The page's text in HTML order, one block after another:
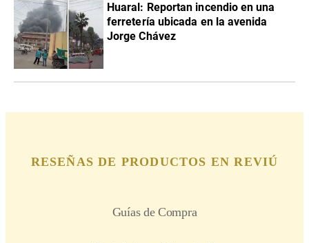
Huaral: Reportan incendio en una
ferretería ubicada en la avenida
Jorge Chávez